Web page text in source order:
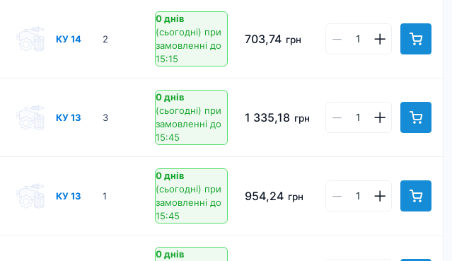
КУ 14 2
0 днів
(сьогодні) при
замовленні до
15:15
703,74 грн
КУ 13 3
0 днів
(сьогодні) при
замовленні до
15:45
1 335,18 грн
КУ 13 1
0 днів
(сьогодні) при
замовленні до
15:45
954,24 грн
0 днів